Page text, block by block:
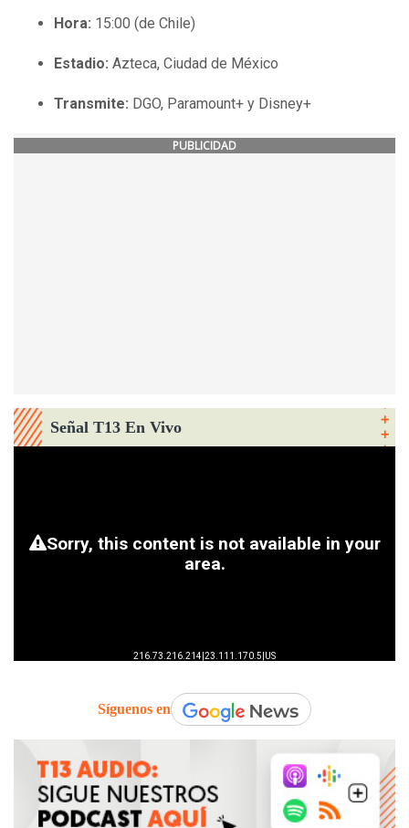
Hora: 15:00 (de Chile)
Estadio: Azteca, Ciudad de México
Transmite: DGO, Paramount+ y Disney+
PUBLICIDAD
Señal T13 En Vivo
Síguenos en